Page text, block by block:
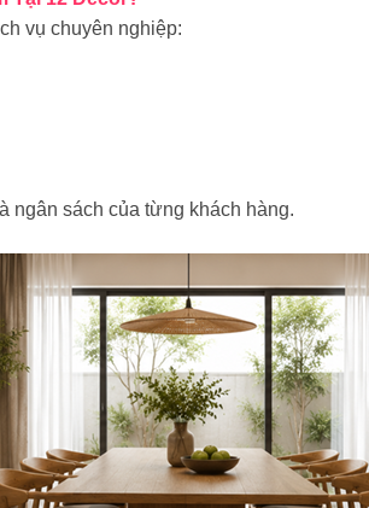
vụ chuyên nghiệp:
ngân sách của từng khách hàng.